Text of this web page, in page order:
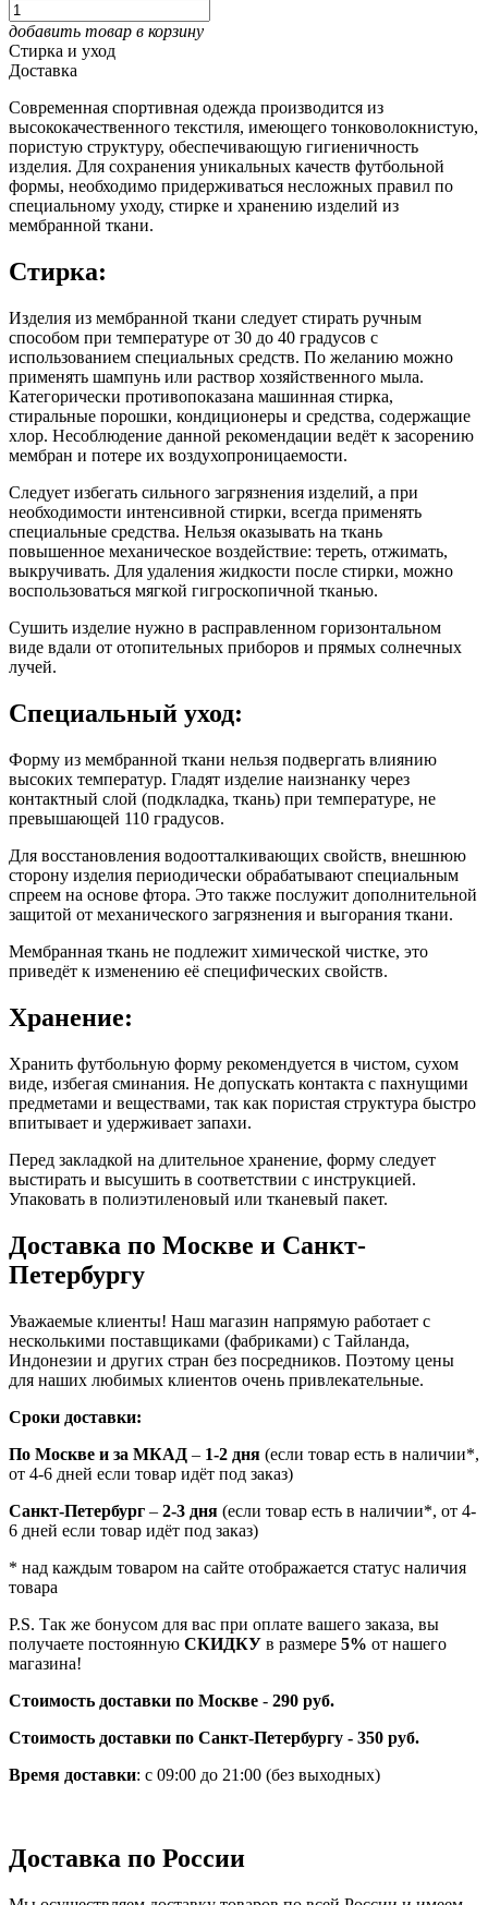
добавить товар в корзину
Стирка и уход
Доставка
Современная спортивная одежда производится из
высококачественного текстиля, имеющего тонковолокнистую,
пористую структуру, обеспечивающую гигиеничность
изделия. Для сохранения уникальных качеств футбольной
формы, необходимо придерживаться несложных правил по
специальному уходу, стирке и хранению изделий из
мембранной ткани.
Стирка:
Изделия из мембранной ткани следует стирать ручным
способом при температуре от 30 до 40 градусов с
использованием специальных средств. По желанию можно
применять шампунь или раствор хозяйственного мыла.
Категорически противопоказана машинная стирка,
стиральные порошки, кондиционеры и средства, содержащие
хлор. Несоблюдение данной рекомендации ведёт к засорению
мембран и потере их воздухопроницаемости.
Следует избегать сильного загрязнения изделий, а при
необходимости интенсивной стирки, всегда применять
специальные средства. Нельзя оказывать на ткань
повышенное механическое воздействие: тереть, отжимать,
выкручивать. Для удаления жидкости после стирки, можно
воспользоваться мягкой гигроскопичной тканью.
Сушить изделие нужно в расправленном горизонтальном
виде вдали от отопительных приборов и прямых солнечных
лучей.
Специальный уход:
Форму из мембранной ткани нельзя подвергать влиянию
высоких температур. Гладят изделие наизнанку через
контактный слой (подкладка, ткань) при температуре, не
превышающей 110 градусов.
Для восстановления водоотталкивающих свойств, внешнюю
сторону изделия периодически обрабатывают специальным
спреем на основе фтора. Это также послужит дополнительной
защитой от механического загрязнения и выгорания ткани.
Мембранная ткань не подлежит химической чистке, это
приведёт к изменению её специфических свойств.
Хранение:
Хранить футбольную форму рекомендуется в чистом, сухом
виде, избегая сминания. Не допускать контакта с пахнущими
предметами и веществами, так как пористая структура быстро
впитывает и удерживает запахи.
Перед закладкой на длительное хранение, форму следует
выстирать и высушить в соответствии с инструкцией.
Упаковать в полиэтиленовый или тканевый пакет.
Доставка по Москве и Санкт-
Петербургу
Уважаемые клиенты! Наш магазин напрямую работает с
несколькими поставщиками (фабриками) с Тайланда,
Индонезии и других стран без посредников. Поэтому цены
для наших любимых клиентов очень привлекательные.
Сроки доставки:
По Москве и за МКАД – 1-2 дня (если товар есть в наличии*,
от 4-6 дней если товар идёт под заказ)
Санкт-Петербург – 2-3 дня (если товар есть в наличии*, от 4-
6 дней если товар идёт под заказ)
* над каждым товаром на сайте отображается статус наличия
товара
P.S. Так же бонусом для вас при оплате вашего заказа, вы
получаете постоянную СКИДКУ в размере 5% от нашего
магазина!
Стоимость доставки по Москве - 290 руб.
Стоимость доставки по Санкт-Петербургу - 350 руб.
Время доставки: с 09:00 до 21:00 (без выходных)
Доставка по России